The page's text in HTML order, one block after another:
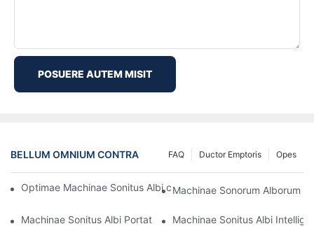
POSUERE AUTEM MISIT
BELLUM OMNIUM CONTRA Opes
Ductor Emptoris
FAQ
Optimae Machinae Sonitus Albi cum Sonis Naturae ad
Machinae Sonorum Alborum
Machinae Sonitus Albi Portatiles: Solutiones Somni Viatoribus-1
Machinae Sonitus Albi